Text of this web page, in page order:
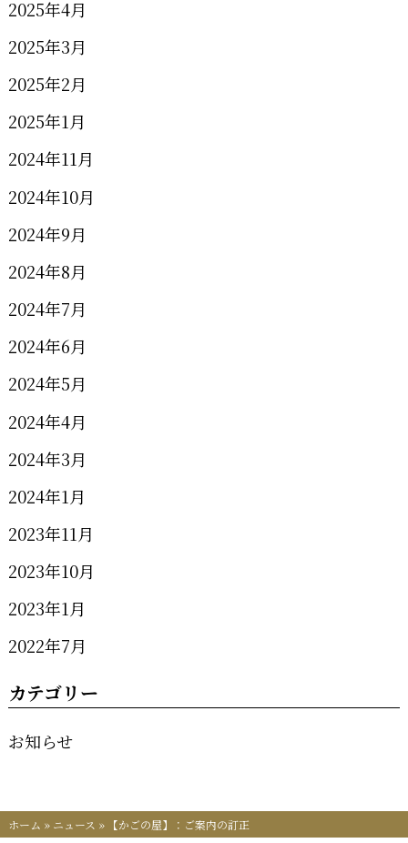
2025年4月
2025年3月
2025年2月
2025年1月
2024年11月
2024年10月
2024年9月
2024年8月
2024年7月
2024年6月
2024年5月
2024年4月
2024年3月
2024年1月
2023年11月
2023年10月
2023年1月
2022年7月
カテゴリー
お知らせ
ホーム » ニュース » 【かごの屋】：ご案内の訂正